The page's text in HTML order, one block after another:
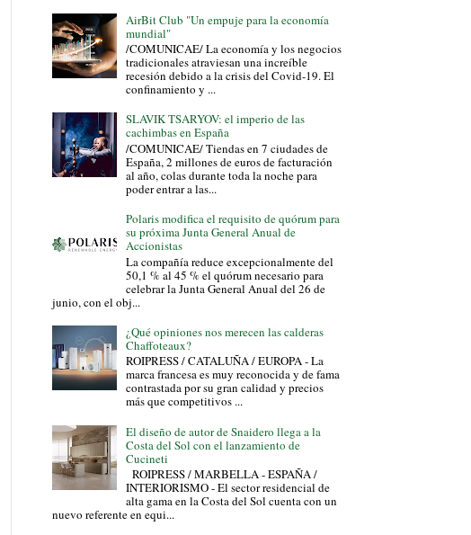
AirBit Club "Un empuje para la economía
mundial"
/COMUNICAE/ La economía y los negocios
tradicionales atraviesan una increíble
recesión debido a la crisis del Covid-19. El
confinamiento y ...
SLAVIK TSARYOV: el imperio de las
cachimbas en España
/COMUNICAE/ Tiendas en 7 ciudades de
España, 2 millones de euros de facturación
al año, colas durante toda la noche para
poder entrar a las...
Polaris modifica el requisito de quórum para
su próxima Junta General Anual de
Accionistas
La compañía reduce excepcionalmente del
50,1 % al 45 % el quórum necesario para
celebrar la Junta General Anual del 26 de
junio, con el obj...
¿Qué opiniones nos merecen las calderas
Chaffoteaux?
ROIPRESS / CATALUÑA / EUROPA - La
marca francesa es muy reconocida y de fama
contrastada por su gran calidad y precios
más que competitivos ...
El diseño de autor de Snaidero llega a la
Costa del Sol con el lanzamiento de
Cucineti
ROIPRESS / MARBELLA - ESPAÑA /
INTERIORISMO - El sector residencial de
alta gama en la Costa del Sol cuenta con un
nuevo referente en equi...